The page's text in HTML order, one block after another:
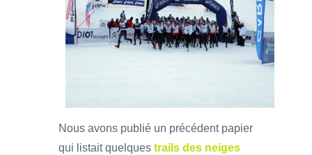
Nous avons publié un précédent papier
qui listait quelques trails des neiges